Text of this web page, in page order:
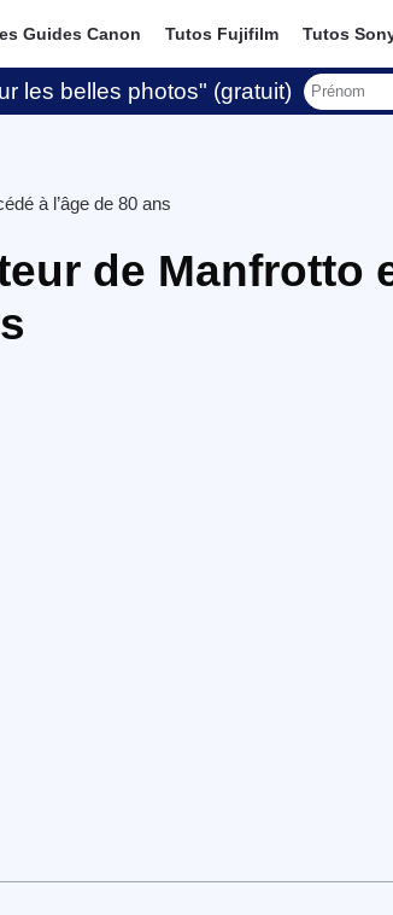
Guides Canon Tutos Fujifilm Tutos
les belles photos" (gratuit)
à l’âge de 80 ans
de Manfrotto